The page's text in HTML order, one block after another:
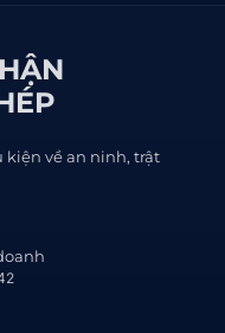
về an ninh, trật